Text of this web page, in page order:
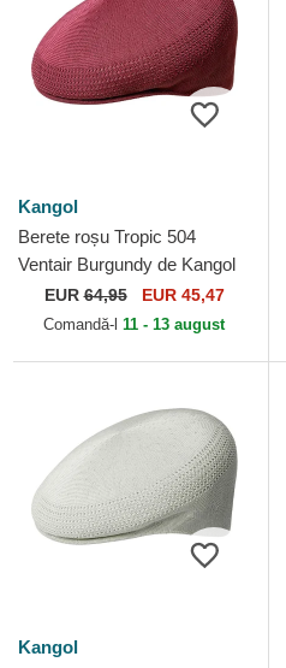
Kangol
Berete roșu Tropic 504
Ventair Burgundy de Kangol
EUR64,95 EUR 45,47
Comandă-l 11 - 13 august
Kangol